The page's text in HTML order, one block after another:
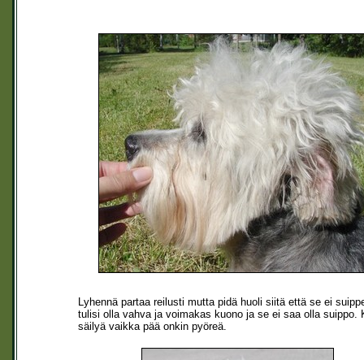
Lyhennä partaa reilusti mutta pidä huoli siitä että se ei
tulisi olla vahva ja voimakas kuono ja se ei saa olla
säilyä vaikka pää onkin pyöreä.